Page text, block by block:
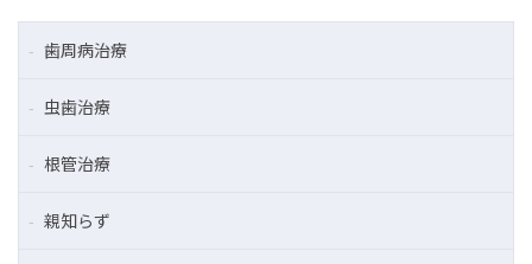
歯周病治療
虫歯治療
根管治療
親知らず